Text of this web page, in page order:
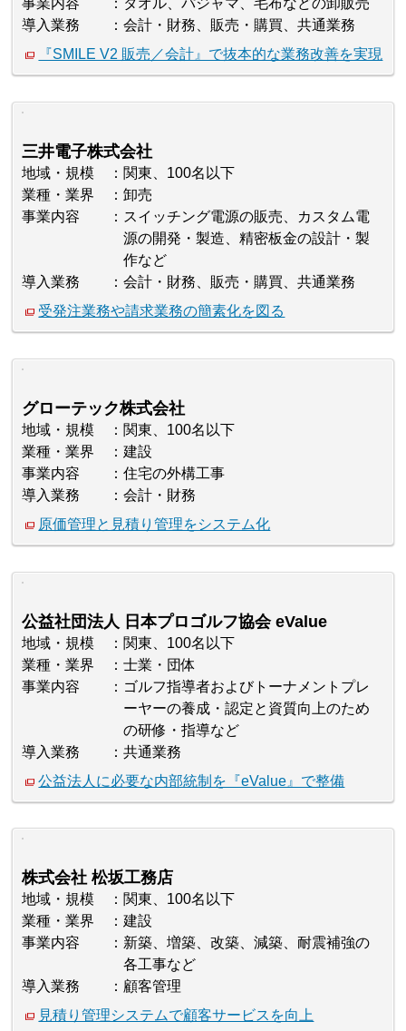
事業内容
タオル、パジャマ、毛布などの卸販売
導入業務
会計・財務、販売・購買、共通業務
『SMILE V2 販売／会計』で抜本的な業務改善を実現
三井電子株式会社
地域・規模
関東、100名以下
業種・業界
卸売
事業内容
スイッチング電源の販売、カスタム電
源の開発・製造、精密板金の設計・製
作など
導入業務
会計・財務、販売・購買、共通業務
受発注業務や請求業務の簡素化を図る
グローテック株式会社
地域・規模
関東、100名以下
業種・業界
建設
事業内容
住宅の外構工事
導入業務
会計・財務
原価管理と見積り管理をシステム化
公益社団法人 日本プロゴルフ協会 eValue
地域・規模
関東、100名以下
業種・業界
士業・団体
事業内容
ゴルフ指導者およびトーナメントプレ
ーヤーの養成・認定と資質向上のため
の研修・指導など
導入業務
共通業務
公益法人に必要な内部統制を『eValue』で整備
株式会社 松坂工務店
地域・規模
関東、100名以下
業種・業界
建設
事業内容
新築、増築、改築、減築、耐震補強の
各工事など
導入業務
顧客管理
見積り管理システムで顧客サービスを向上